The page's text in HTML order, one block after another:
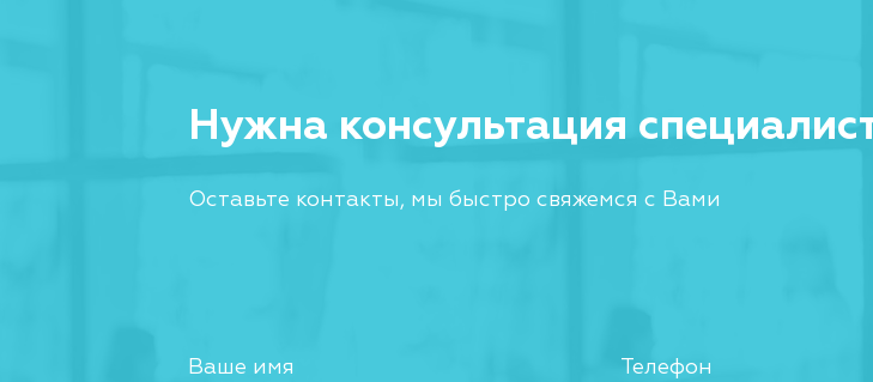
Нужна консультация
Оставьте контакты, мы быстро свяжемся с Вами